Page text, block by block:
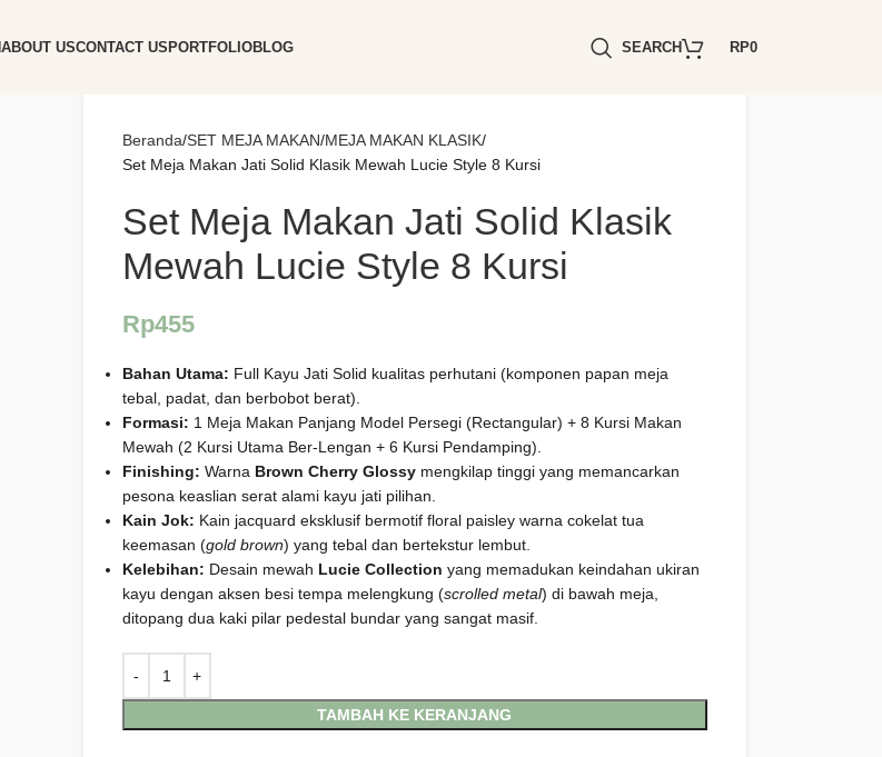
ABOUT USCONTACT US PORTFOLIOBLOG SEARCH RP0
Beranda SET MEJA MAKAN MEJA MAKAN KLASIK
Set Meja Makan Jati Solid Klasik Mewah Lucie Style 8 Kursi
Set Meja Makan Jati Solid Klasik
Mewah Lucie Style 8 Kursi
Rp455
Bahan Utama: Full Kayu Jati Solid kualitas perhutani (komponen papan meja
tebal, padat, dan berbobot berat).
Formasi: 1 Meja Makan Panjang Model Persegi (Rectangular) + 8 Kursi Makan
Mewah (2 Kursi Utama Ber-Lengan + 6 Kursi Pendamping).
Finishing: Warna Brown Cherry Glossymengkilap tinggi yang memancarkan
pesona keaslian serat alami kayu jati pilihan.
Kain Jok: Kain jacquard eksklusif bermotif floral paisley warna cokelat tua
keemasan (gold brown) yang tebal dan bertekstur lembut.
Kelebihan: Desain mewah Lucie Collection yang memadukan keindahan ukiran
kayu dengan aksen besi tempa melengkung (scrolled metal) di bawah meja,
ditopang dua kaki pilar pedestal bundar yang sangat masif.
TAMBAH KE KERANJANG